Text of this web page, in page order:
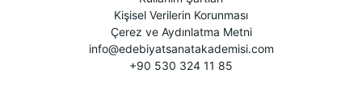
Kişisel Verilerin Korunması
Çerez ve Aydınlatma Metni
info@edebiyatsanatakademisi.com
+90 530 324 11 85